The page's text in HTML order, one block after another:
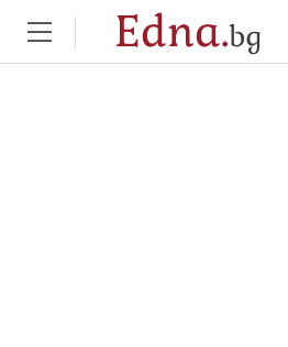
Edna.bg